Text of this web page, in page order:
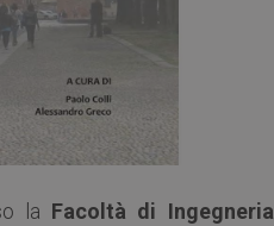
la Facoltà di Ingegneria